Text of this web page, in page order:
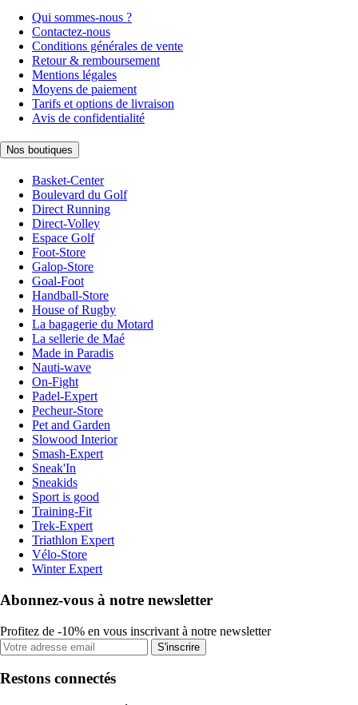
Qui sommes-nous ?
Contactez-nous
Conditions générales de vente
Retour & remboursement
Mentions légales
Moyens de paiement
Tarifs et options de livraison
Avis de confidentialité
Nos boutiques
Basket-Center
Boulevard du Golf
Direct Running
Direct-Volley
Espace Golf
Foot-Store
Galop-Store
Goal-Foot
Handball-Store
House of Rugby
La bagagerie du Motard
La sellerie de Maé
Made in Paradis
Nauti-wave
On-Fight
Padel-Expert
Pecheur-Store
Pet and Garden
Slowood Interior
Smash-Expert
Sneak'In
Sneakids
Sport is good
Training-Fit
Trek-Expert
Triathlon Expert
Vélo-Store
Winter Expert
Abonnez-vous à notre newsletter
Profitez de -10% en vous inscrivant à notre newsletter
S'inscrire
Restons connectés